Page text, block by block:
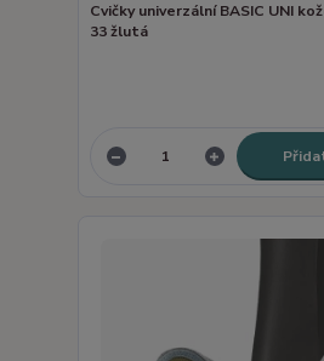
Cvičky univerzální BASIC UNI
33 žlutá